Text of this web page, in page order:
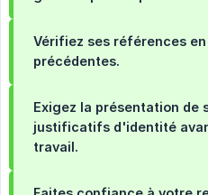
Vérifiez ses références
précédentes.
Exigez la présentation de
justificatifs d'identité
travail.